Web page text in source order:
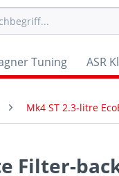
Tuning ASR
Mk4 ST 2.3-litre
Filter-